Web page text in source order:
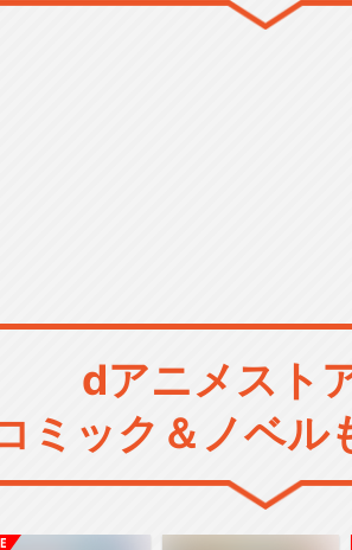
dアニメスト
ミック＆ノベル